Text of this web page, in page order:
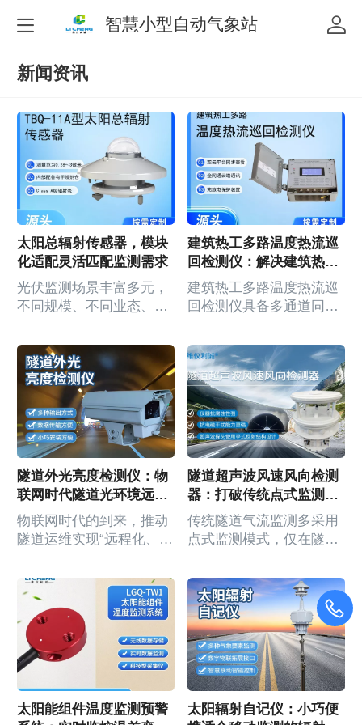
智慧小型自动气象站
新闻资讯
太阳总辐射传感器，模块
化适配灵活匹配监测需求
光伏监测场景丰富多元，
不同规模、不同业态、不
测精度、采集频次、布设
方式、数据输出的需求存
在明显差异。大型地面电
站需要全域组网监测，分
布式光伏需要轻量化单点
监测，科研场景需要高精
度高频次监测，常规固定
式监测设备适配性单一，
无法灵活匹配差异化监测
需求。太阳总辐射传感器
采用模块化设计，功能灵
活可适配，可精准匹配各
需求。传统监测设备功能
固化、模式单一，参数...
建筑热工多路温度热流巡
回检测仪：解决建筑热工
检测数据碎片化难题
建筑热工多路温度热流巡
回检测仪具备多通道同步
墙体、屋面、门窗、地面
等多个部位的温度、热流
密度等关键热工参数进行
集中采集，避免了不同设
备分别检测导致的数据割
裂。在数据采集过程中，
建筑热工多路温度热流巡
回检测仪会自动为每条数
据添加时间戳、检测部位
等关键标识，确保数据的
可追溯性和关联性，从源
头避免数据碎片化。在传
数据碎片化问题普遍存
在。不同检测部位、不
同...
隧道外光亮度检测仪：物
联网时代隧道光环境远程
监测的关键设备
物联网时代的到来，推动
隧道运维实现“远程化、智
光环境远程监测作为隧道
智能运维的重要组成部
分，其核心是实现“异地监
测、实时掌控、远程处
置”，打破空间限制，降低
运维成本，提升监测效
率。传统隧道光环境监测
多采用“现场值守、人工检
隧道超声波风速风向检测
器：打破传统点式监测局
限，实现隧道气流全域感
知
传统隧道气流监测多采用
点式监测模式，仅在隧道
备，存在监测范围有限、
易形成监测死角、无法全
面反映隧道内气流分布状
况等局限。这种局限导致
运维人员难以掌握隧道全
域气流动态，易出现局部
区域通风不足、有害气体
积聚等问题，影响隧道运
太阳能组件温度监测预警
太阳辐射自记仪：小巧便